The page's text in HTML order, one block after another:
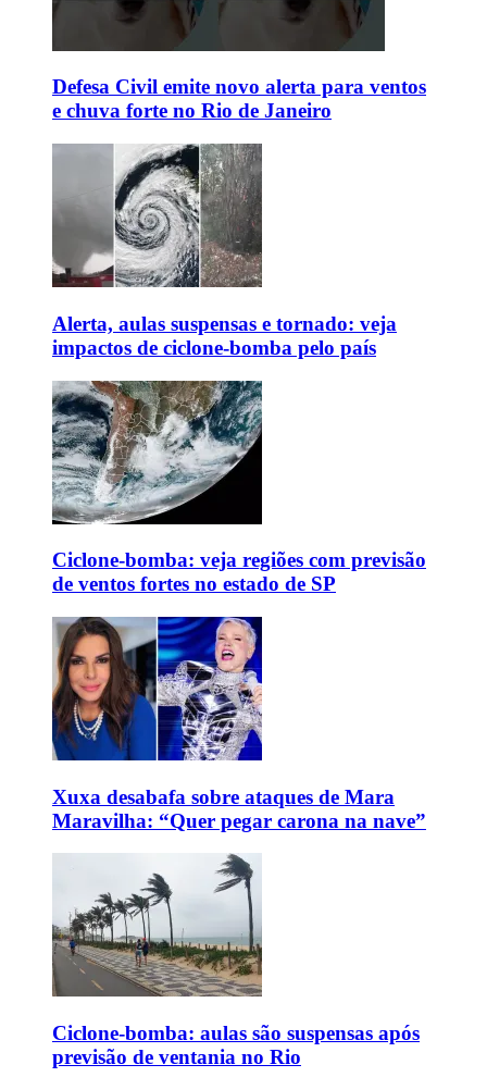
Defesa Civil emite novo alerta para ventos
e chuva forte no Rio de Janeiro
Alerta, aulas suspensas e tornado: veja
impactos de ciclone-bomba pelo país
Ciclone-bomba: veja regiões com previsão
de ventos fortes no estado de SP
Xuxa desabafa sobre ataques de Mara
Maravilha: “Quer pegar carona na nave”
Ciclone-bomba: aulas são suspensas após
previsão de ventania no Rio